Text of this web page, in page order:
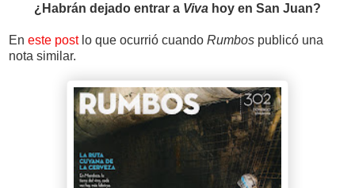
¿Habrán dejado entrar a Viva hoy en San Juan?
En este postlo que ocurrió cuando Rumbos publicó una
nota similar.